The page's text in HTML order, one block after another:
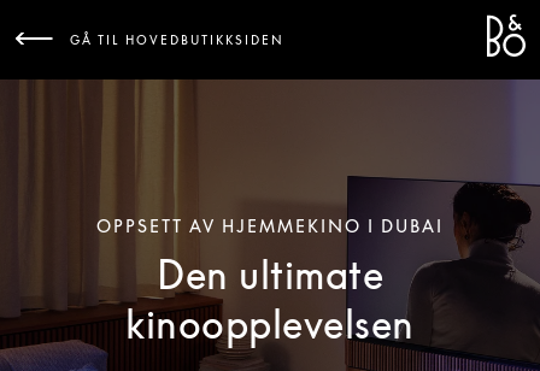
GÅ TIL HOVEDBUTIKKSIDEN
OPPSETT AV HJEMMEKINO I DUBAI
Den ultimate
kinoopplevelsen